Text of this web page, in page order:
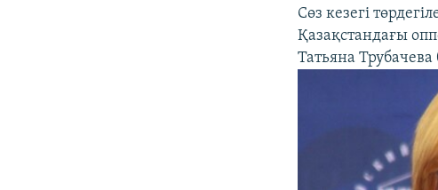
Сөз кезегі
Қазақстандағы
Татьяна Трубачева